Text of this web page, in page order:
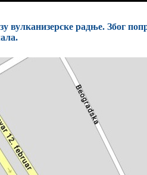
вулканизерске радње. Због